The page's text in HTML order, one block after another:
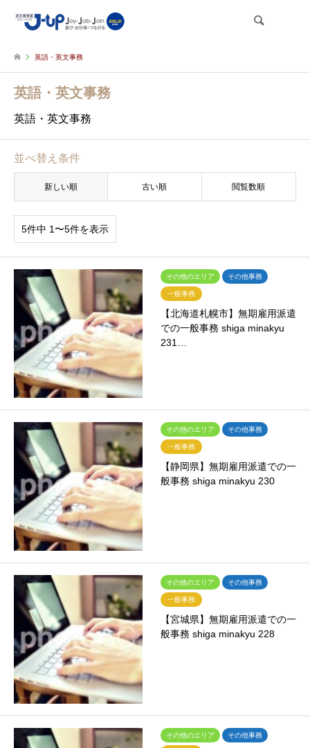
英語・英文事務
英語・英文事務
英語・英文事務
並べ替え条件
新しい順 古い順 閲覧数順
5件中 1〜5件を表示
その他のエリア その他事務
一般事務
【北海道札幌市】無期雇用派遣
での一般事務 shiga minakyu
231…
その他のエリア その他事務
一般事務
【静岡県】無期雇用派遣での一
般事務 shiga minakyu 230
その他のエリア その他事務
一般事務
【宮城県】無期雇用派遣での一
般事務 shiga minakyu 228
その他のエリア その他事務